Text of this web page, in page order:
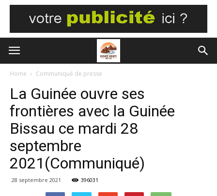
Home Communiqué de presse
La Guinée ouvre ses
frontières avec la Guinée
Bissau ce mardi 28
septembre
2021(Communiqué)
28 septembre 2021 396031